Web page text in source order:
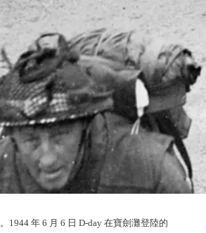
。1944 年 6 月 6 日 D-day 在寶劍灘登陸的